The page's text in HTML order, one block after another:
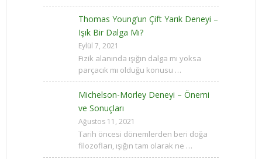
Thomas Young’un Çift Yarık Deneyi –
Işık Bir Dalga Mı?
Eylül 7, 2021
Fizik alanında ışığın dalga mı yoksa
parçacık mı olduğu konusu …
Michelson-Morley Deneyi – Önemi
ve Sonuçları
Ağustos 11, 2021
Tarih öncesi dönemlerden beri doğa
filozofları, ışığın tam olarak ne …